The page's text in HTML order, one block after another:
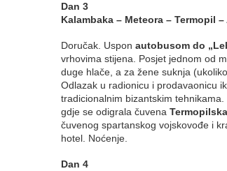
Dan 3
Kalambaka – Meteora – Termopil –
Doručak. Uspon autobusom do
vrhovima stijena. Posjet jednom od
duge hlače, a za žene suknja
Odlazak u radionicu i prodavaonicu
tradicionalnim bizantskim
gdje se odigrala čuvena
čuvenog spartanskog vojskovođe i
hotel. Noćenje.
Dan 4